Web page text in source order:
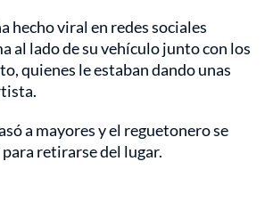
hecho viral en redes sociales
al lado de su vehículo junto con los
quienes le estaban dando unas
a mayores y el reguetonero se
retirarse del lugar.